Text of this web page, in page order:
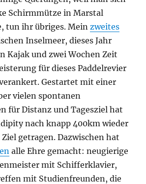
Schirmmütze in Marstal
tun ihr übriges. Meinzweites
Inselmeer, dieses Jahr
Kajak und zwei Wochen Zeit
für dieses Paddelrevier
Gestartet mit einer
vielen spontanen
für Distanz und Tagesziel hat
nach knapp 400km wieder
getragen. Dazwischen hat
alle Ehre gemacht: neugierige
mit Schifferklavier,
mit Studienfreunden, die